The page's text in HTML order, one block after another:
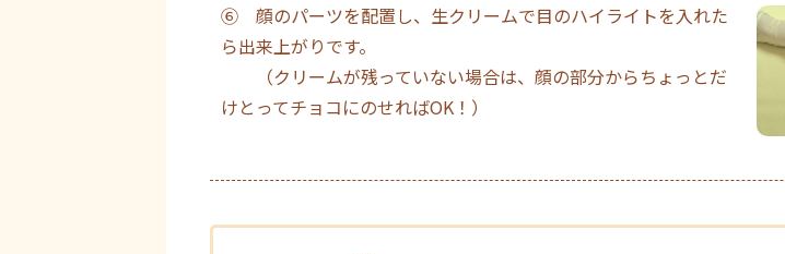
⑥ 顔のパーツを配置し、生クリームで目のハイライトを入れた
ら出来上がりです。
（クリームが残っていない場合は、顔の部分からちょっとだ
けとってチョコにのせればOK！）